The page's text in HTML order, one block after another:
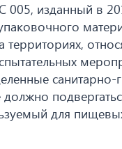
изданный в
территориях,
санитарно-
для